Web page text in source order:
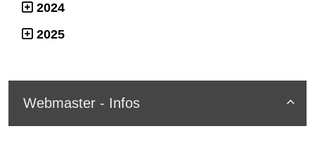
2024
2025

Webmaster - Infos